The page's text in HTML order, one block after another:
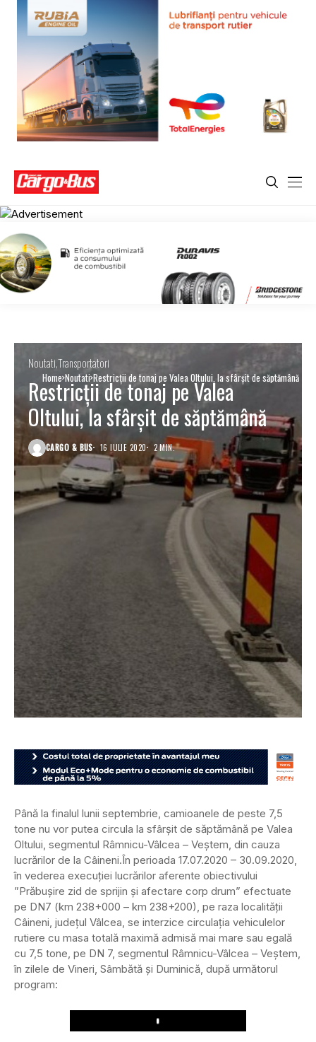
Home Noutati Restricții de tonaj pe Valea Oltului, la sfârșit de săptămână
NoutatiTransportatori
Restricții de tonaj pe Valea
Oltului, la sfârșit de săptămână
CARGO & BUS 16 IULIE 2020 2 MIN.
Până la finalul lunii septembrie, camioanele de peste 7,5
tone nu vor putea circula la sfârșit de săptămână pe Valea
Oltului, segmentul Râmnicu-Vâlcea – Veștem, din cauza
lucrărilor de la Câineni.În perioada 17.07.2020 – 30.09.2020,
în vederea execuției lucrărilor aferente obiectivului
”Prăbușire zid de sprijin și afectare corp drum” efectuate
pe DN7 (km 238+000 – km 238+200), pe raza localității
Câineni, județul Vâlcea, se interzice circulația vehiculelor
rutiere cu masa totală maximă admisă mai mare sau egală
cu 7,5 tone, pe DN 7, segmentul Râmnicu-Vâlcea – Veștem,
în zilele de Vineri, Sâmbătă și Duminică, după următorul
program:
Play